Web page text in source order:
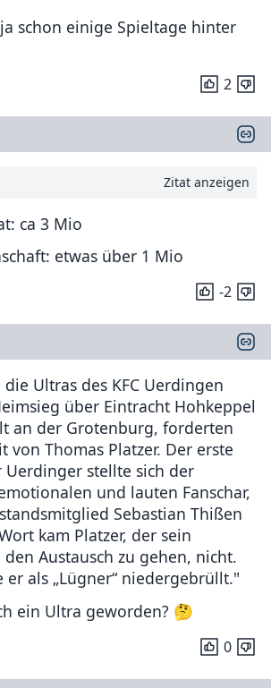
schon einige Spieltage hinter
2
Zitat anzeigen
ca 3 Mio
etwas über 1 Mio
-2
Ultras des KFC Uerdingen
über Eintracht Hohkeppel
an der Grotenburg, forderten
von Thomas Platzer. Der erste
Uerdinger stellte sich der
und lauten Fanschar,
Sebastian Thißen
kam Platzer, der sein
Austausch zu gehen, nicht.
als „Lügner“ niedergebrüllt."
ein Ultra geworden? 🤔
0